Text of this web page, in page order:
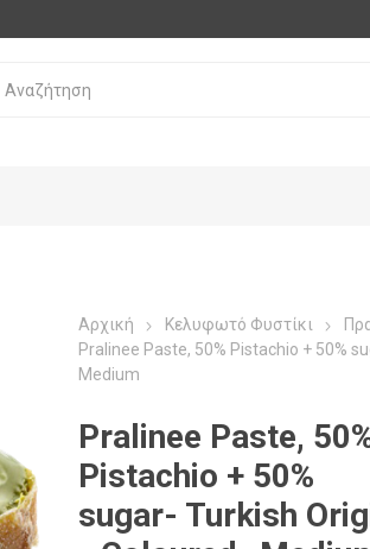
Αρχική Κελυφωτό Φυστίκι
Pralinee Paste, 50% Pistachio + 50%
Medium
Pralinee Paste,
Pistachio + 50%
sugar- Turkish